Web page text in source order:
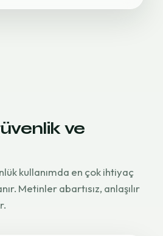
ve
kullanımda en çok ihtiyaç
Metinler abartısız, anlaşılır